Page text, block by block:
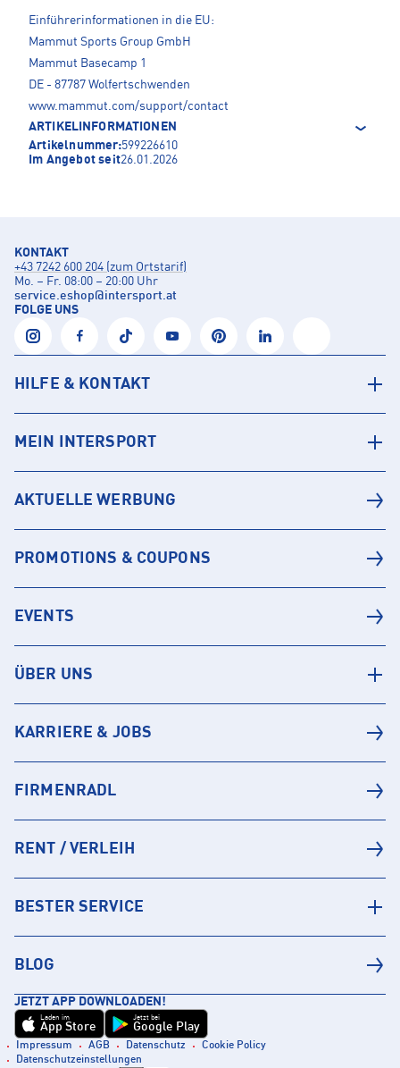
Einführerinformationen in die EU:
Mammut Sports Group GmbH
Mammut Basecamp 1
DE - 87787 Wolfertschwenden
www.mammut.com/support/contact
ARTIKELINFORMATIONEN
Artikelnummer:599226610
Im Angebot seit26.01.2026
KONTAKT
+43 7242 600 204 (zum Ortstarif)
Mo. – Fr. 08:00 – 20:00 Uhr
service.eshop@intersport.at
FOLGE UNS
HILFE & KONTAKT
MEIN INTERSPORT
AKTUELLE WERBUNG
PROMOTIONS & COUPONS
EVENTS
ÜBER UNS
KARRIERE & JOBS
FIRMENRADL
RENT / VERLEIH
BESTER SERVICE
BLOG
JETZT APP DOWNLOADEN!
Laden im
App Store
Jetzt bei
Google Play
Impressum AGB Datenschutz
Cookie Policy
Datenschutzeinstellungen